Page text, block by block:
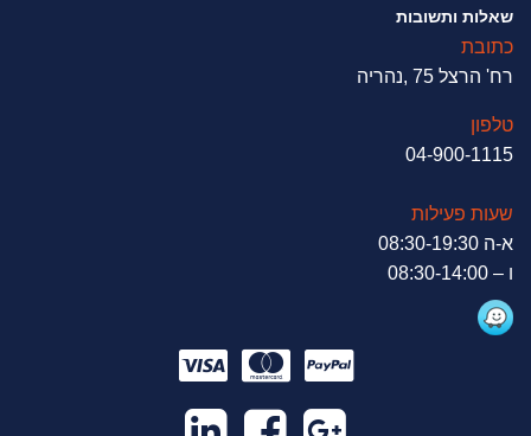
שאלות ותשובות
כתובת
רח' הרצל 75 ,נהריה
טלפון
04-900-1115
שעות פעילות
א-ה 08:30-19:30
ו – 08:30-14:00